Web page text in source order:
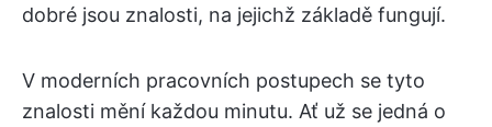
dobré jsou znalosti, na jejichž základě fungují.
V moderních pracovních postupech se tyto
znalosti mění každou minutu. Ať už se jedná o